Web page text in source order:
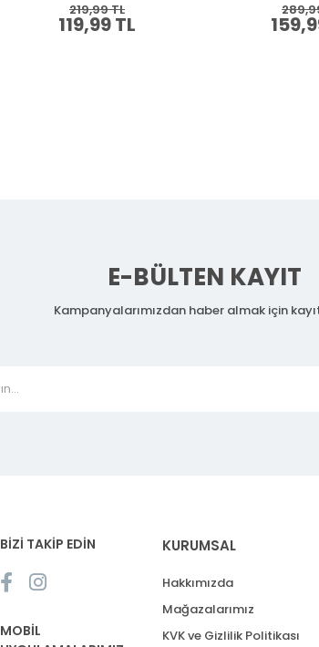
119,99 TL
219,99 TL
E-BÜLTEN KAYIT
Kampanyalarımızdan haber almak için
BİZİ TAKİP EDİN
MOBİL
KURUMSAL
Hakkımızda
Mağazalarımız
KVK ve Gizlilik Politikası